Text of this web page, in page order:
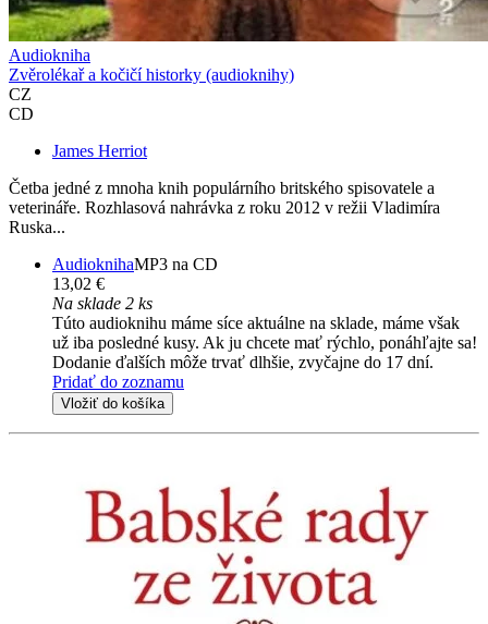
Audiokniha
Zvěrolékař a kočičí historky (audioknihy)
CZ
CD
James Herriot
Četba jedné z mnoha knih populárního britského spisovatele a
veterináře. Rozhlasová nahrávka z roku 2012 v režii Vladimíra
Ruska...
AudioknihaMP3 na CD
13,02 €
Na sklade 2 ks
Túto audioknihu máme síce aktuálne na sklade, máme však
už iba posledné kusy. Ak ju chcete mať rýchlo, ponáhľajte sa!
Dodanie ďalších môže trvať dlhšie, zvyčajne do 17 dní.
Pridať do zoznamu
Vložiť do košíka